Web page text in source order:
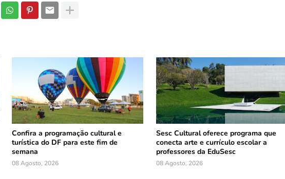
Confira a programação cultural e
turística do DF para este fim de
semana
08 Agosto, 2026
Sesc Cultural oferece programa que
conecta arte e currículo escolar a
professores da EduSesc
08 Agosto, 2026